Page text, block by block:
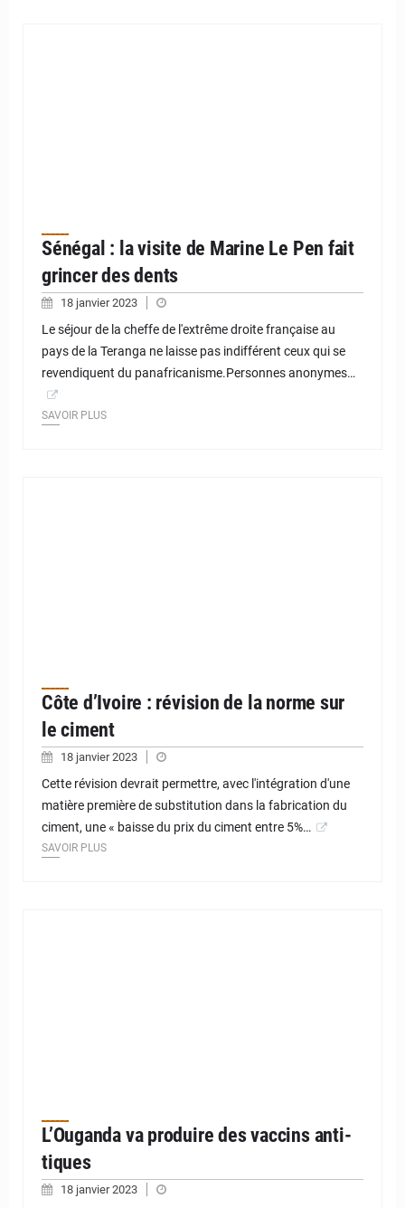
Sénégal : la visite de Marine Le Pen fait
grincer des dents
18 janvier 2023
Le séjour de la cheffe de l'extrême droite française au
pays de la Teranga ne laisse pas indifférent ceux qui se
revendiquent du panafricanisme.Personnes anonymes…
SAVOIR PLUS
Côte d’Ivoire : révision de la norme sur
le ciment
18 janvier 2023
Cette révision devrait permettre, avec l'intégration d'une
matière première de substitution dans la fabrication du
ciment, une « baisse du prix du ciment entre 5%…
SAVOIR PLUS
L’Ouganda va produire des vaccins anti-
tiques
18 janvier 2023